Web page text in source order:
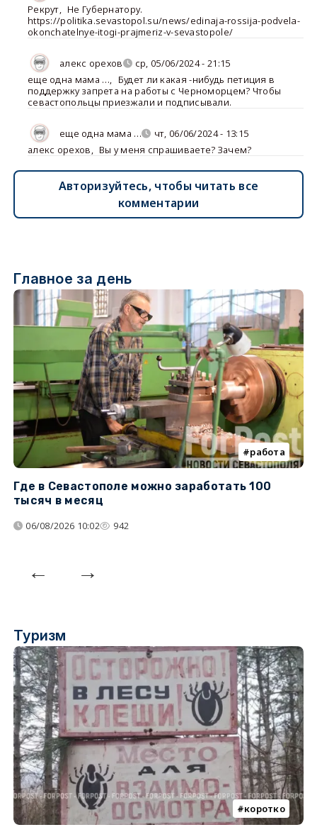
Рекрут, Не Губернатору.
https://politika.sevastopol.su/news/edinaja-rossija-podvela-
okonchatelnye-itogi-prajmeriz-v-sevastopole/
алекс орехов
ср, 05/06/2024 - 21:15
еще одна мама …, Будет ли какая -нибудь петиция в
поддержку запрета на работы с Черноморцем? Чтобы
севастопольцы приезжали и подписывали.
еще одна мама …
чт, 06/06/2024 - 13:15
алекс орехов, Вы у меня спрашиваете? Зачем?
Авторизуйтесь, чтобы читать все
комментарии
Главное за день
работа
Где в Севастополе можно заработать 100
тысяч в месяц
06/08/2026 10:02 942
Туризм
коротко